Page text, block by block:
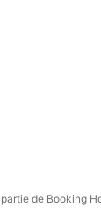
de Booking